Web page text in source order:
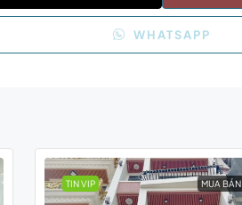
WHATSAPP
TIN VIP MUA BÁN